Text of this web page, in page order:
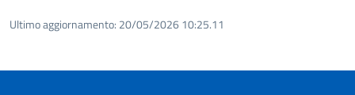
Ultimo aggiornamento: 20/05/2026 10:25.11